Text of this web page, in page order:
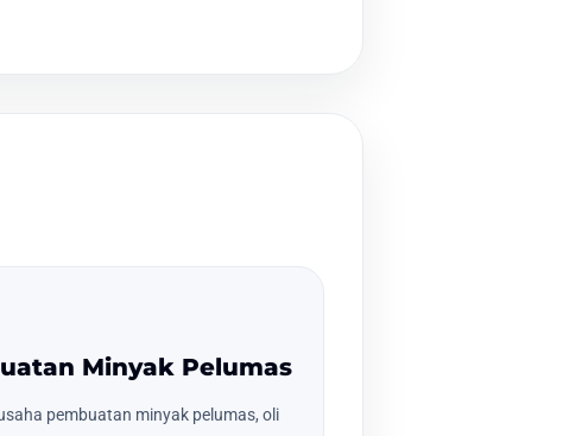
Minyak Pelumas
pembuatan minyak pelumas, oli